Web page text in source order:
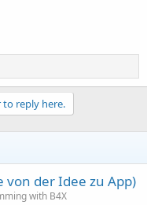
reply here.
von der Idee zu App)
with B4X